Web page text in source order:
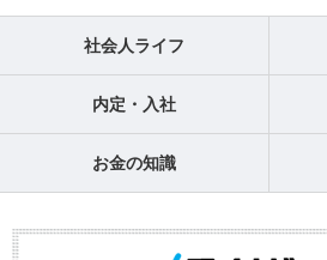
社会人ライフ
内定・入社
お金の知識